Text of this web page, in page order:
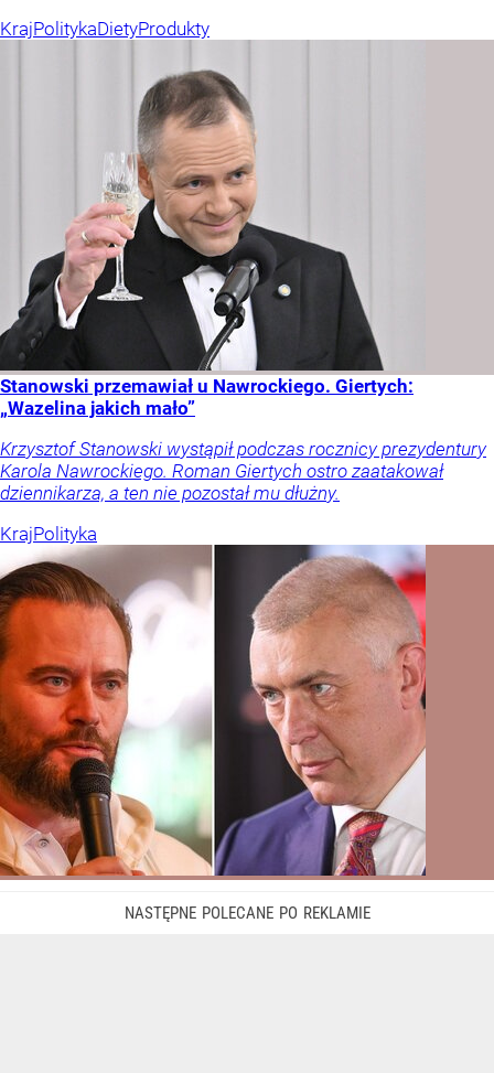
KrajPolitykaDietyProdukty
Stanowski przemawiał u Nawrockiego. Giertych:
„Wazelina jakich mało”
Krzysztof Stanowski wystąpił podczas rocznicy prezydentury
Karola Nawrockiego. Roman Giertych ostro zaatakował
dziennikarza, a ten nie pozostał mu dłużny.
KrajPolityka